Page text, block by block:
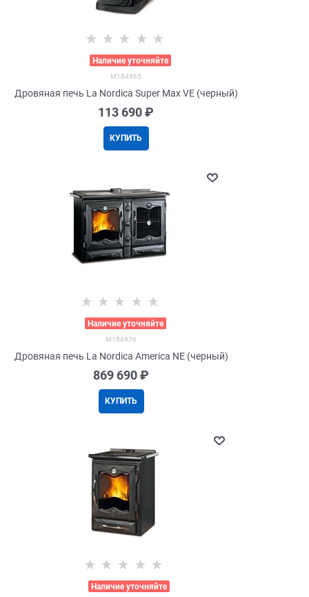
Наличие уточняйте
M184965
Дровяная печь La Nordica Super Max VE (черный)
113 690 ₽
КУПИТЬ
Наличие уточняйте
M184976
Дровяная печь La Nordica America NE (черный)
869 690 ₽
КУПИТЬ
Наличие уточняйте